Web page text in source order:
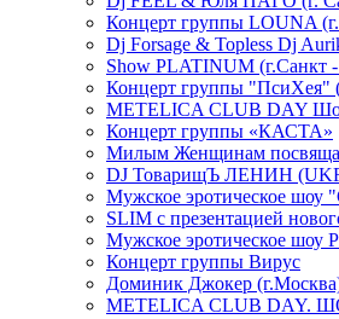
Концерт группы LOUNA
Dj Forsage & Topless Dj
Show PLATINUM (г.Санкт
Концерт группы "ПсиХея"
METELICA CLUB DAY
Концерт группы «КАСТА»
Милым Женщинам
DJ ТоварищЪ ЛЕНИН
Мужское эротическое шоу
SLIM с презентацией
Мужское эротическое шоу
Концерт группы Вирус
Доминик Джокер
METELICA CLUB